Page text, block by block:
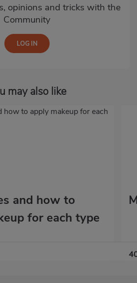
opinions and tricks with the
Community
may also like
and how to
for each type